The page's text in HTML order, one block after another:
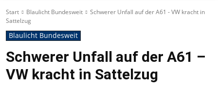
Start Blaulicht Bundesweit
Schwerer Unfall auf der A61 - VW kracht in
Sattelzug
Blaulicht Bundesweit
Schwerer Unfall auf der A61 –
VW kracht in Sattelzug